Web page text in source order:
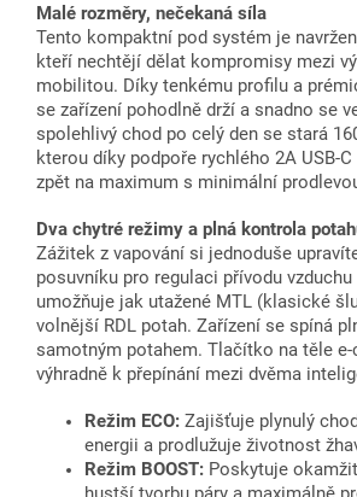
Malé rozměry, nečekaná síla
Tento kompaktní pod systém je
kteří nechtějí dělat kompromisy mezi
mobilitou. Díky tenkému profilu a
se zařízení pohodlně drží a snadno se
spolehlivý chod po celý den se stará
kterou díky podpoře rychlého 2A USB-
zpět na maximum s minimální
Dva chytré režimy a plná kontrola
Zážitek z vapování si jednoduše
posuvníku pro regulaci přívodu
umožňuje jak utažené MTL (klasické
volnější RDL potah. Zařízení se spíná
samotným potahem. Tlačítko na těle
výhradně k přepínání mezi dvěma
Režim ECO: Zajišťuje plynulý
energii a prodlužuje životnost
Režim BOOST: Poskytuje